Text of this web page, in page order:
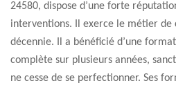
24580, dispose d’une forte
interventions. Il exerce le métier de
décennie. Il a bénéficié d’une
complète sur plusieurs années,
ne cesse de se perfectionner. Ses